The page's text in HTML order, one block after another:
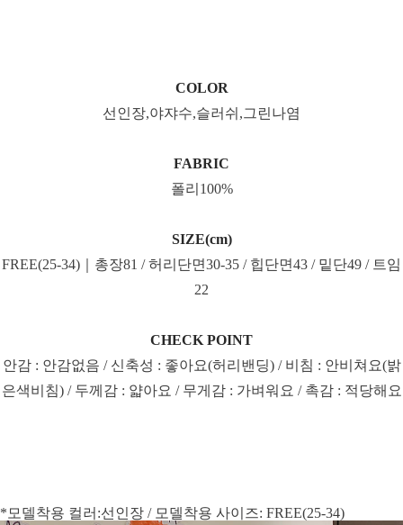
COLOR
선인장,야쟈수,슬러쉬,그린나염
FABRIC
폴리100%
SIZE(cm)
FREE(25-34)｜총장81 / 허리단면30-35 / 힙단면43 / 밑단49 / 트임
22
CHECK POINT
안감 : 안감없음 / 신축성 : 좋아요(허리밴딩) / 비침 : 안비쳐요(밝
은색비침) / 두께감 : 얇아요 / 무게감 : 가벼워요 / 촉감 : 적당해요
*모델착용 컬러:선인장 / 모델착용 사이즈: FREE(25-34)